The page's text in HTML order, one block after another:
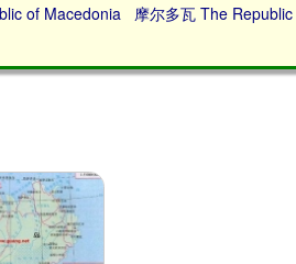
of Macedonia
摩尔多瓦 The